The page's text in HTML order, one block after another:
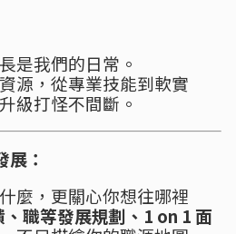
是我們的日常。
源，從專業技能到軟實
級打怪不間斷。
：
麼，更關心你想往哪裡
職等發展規劃、1 on 1 面